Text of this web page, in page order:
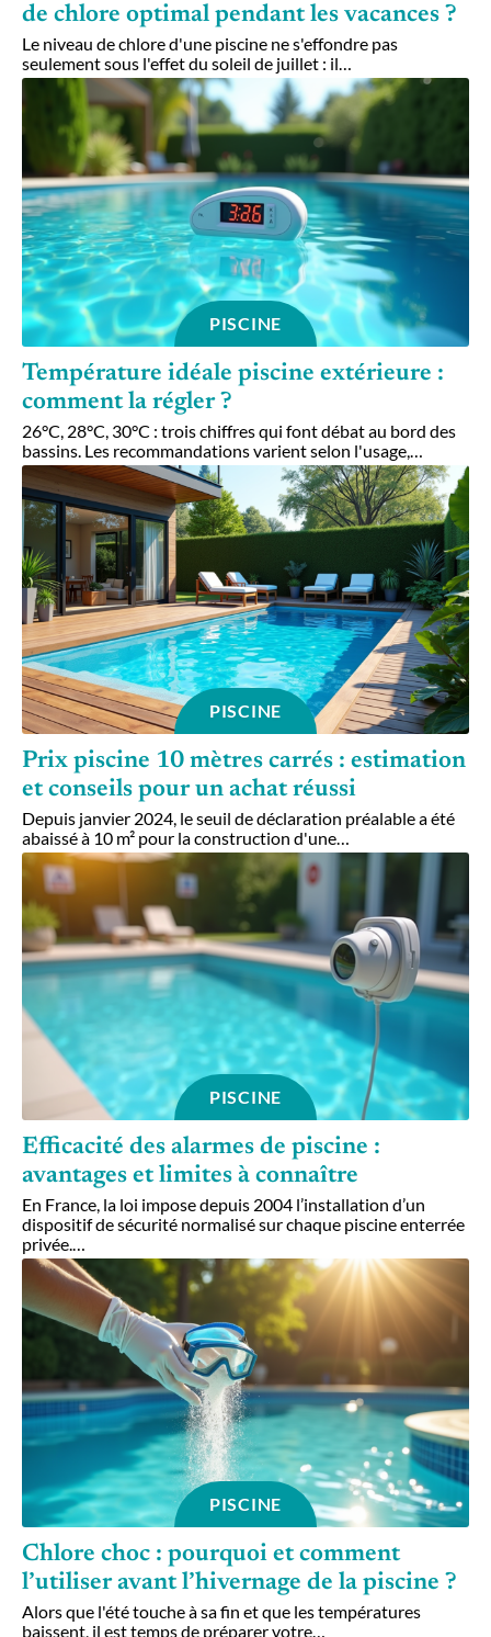
de chlore optimal pendant les vacances ?
Le niveau de chlore d'une piscine ne s'effondre pas
seulement sous l'effet du soleil de juillet : il…
PISCINE
Température idéale piscine extérieure :
comment la régler ?
26°C, 28°C, 30°C : trois chiffres qui font débat au bord des
bassins. Les recommandations varient selon l'usage,
PISCINE
Prix piscine 10 mètres carrés : estimation
et conseils pour un achat réussi
Depuis janvier 2024, le seuil de déclaration préalable a été
abaissé à 10 m² pour la construction d'une
PISCINE
Efficacité des alarmes de piscine :
avantages et limites à connaître
En France, la loi impose depuis 2004 l’installation d’un
dispositif de sécurité normalisé sur chaque piscine enterrée
privée.…
PISCINE
Chlore choc : pourquoi et comment
l’utiliser avant l’hivernage de la piscine ?
Alors que l'été touche à sa fin et que les températures
baissent, il est temps de préparer votre…